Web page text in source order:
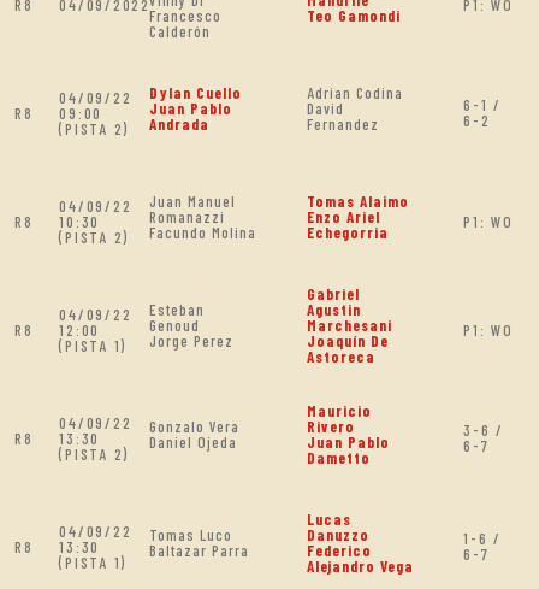
R8 04/09/2022
Francesco
Calderón
Teo Gamondi
P1: WO
R8
04/09/22
09:00
(PISTA 2)
Dylan Cuello
Juan Pablo
Andrada
Adrian Codina
David
Fernandez
6-1 /
6-2
R8
04/09/22
10:30
(PISTA 2)
Juan Manuel
Romanazzi
Facundo Molina
Tomas Alaimo
Enzo Ariel
Echegorria
P1: WO
R8
04/09/22
12:00
(PISTA 1)
Esteban
Genoud
Jorge Perez
Gabriel
Agustin
Marchesani
Joaquín De
Astoreca
P1: WO
R8
04/09/22
13:30
(PISTA 2)
Gonzalo Vera
Daniel Ojeda
Mauricio
Rivero
Juan Pablo
Dametto
3-6 /
6-7
R8
04/09/22
13:30
(PISTA 1)
Tomas Luco
Baltazar Parra
Lucas
Danuzzo
Federico
Alejandro Vega
1-6 /
6-7